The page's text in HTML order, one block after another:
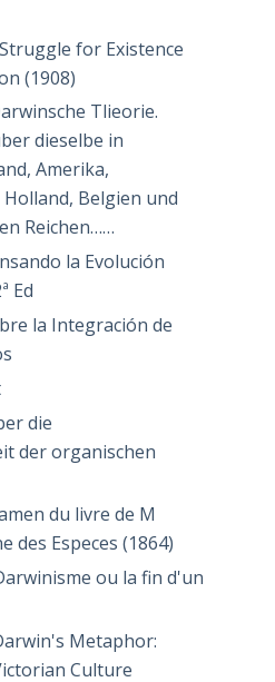
for Existence
(1908)
Tlieorie.
dieselbe in
Amerika,
Belgien und
Reichen……
la Evolución
Ed
la Integración de
die
der organischen
du livre de M
des Especes (1864)
ou la fin d'un
Metaphor:
Culture